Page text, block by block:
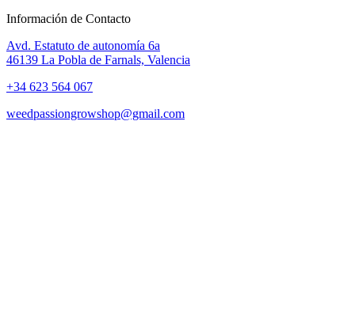
Información de Contacto
Avd. Estatuto de autonomía 6a
46139 La Pobla de Farnals, Valencia
+34 623 564 067
weedpassiongrowshop@gmail.com